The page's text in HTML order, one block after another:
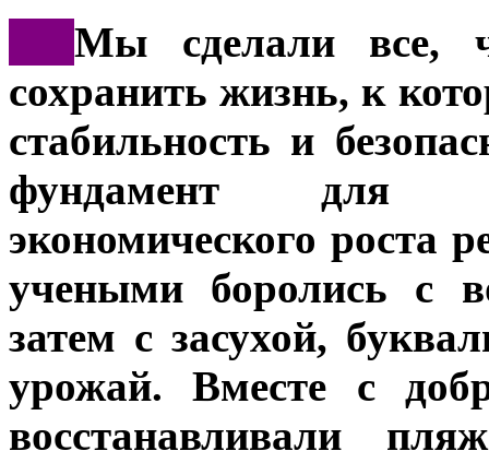
Мы сделали все,
сохранить жизнь, к
стабильность и
фундамент для
экономического роста
учеными боролись с
затем с засухой,
урожай. Вместе с
восстанавливали